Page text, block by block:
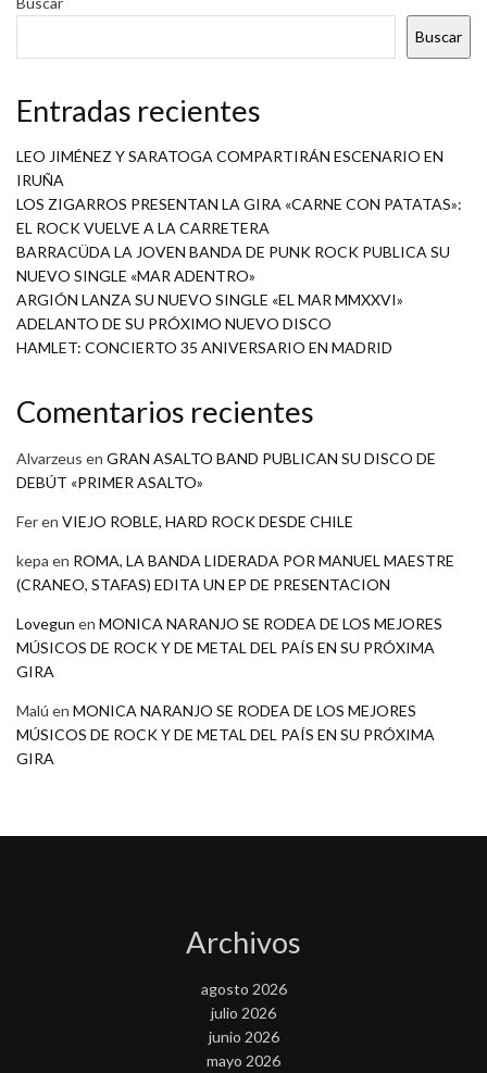
Buscar
Entradas recientes
LEO JIMÉNEZ Y SARATOGA COMPARTIRÁN ESCENARIO EN
IRUÑA
LOS ZIGARROS PRESENTAN LA GIRA «CARNE CON PATATAS»:
EL ROCK VUELVE A LA CARRETERA
BARRACÜDA LA JOVEN BANDA DE PUNK ROCK PUBLICA SU
NUEVO SINGLE «MAR ADENTRO»
ARGIÓN LANZA SU NUEVO SINGLE «EL MAR MMXXVI»
ADELANTO DE SU PRÓXIMO NUEVO DISCO
HAMLET: CONCIERTO 35 ANIVERSARIO EN MADRID
Comentarios recientes
Alvarzeus en GRAN ASALTO BAND PUBLICAN SU DISCO DE
DEBÚT «PRIMER ASALTO»
Feren VIEJO ROBLE, HARD ROCK DESDE CHILE
kepa en ROMA, LA BANDA LIDERADA POR MANUEL MAESTRE
(CRANEO, STAFAS) EDITA UN EP DE PRESENTACION
Lovegun en MONICA NARANJO SE RODEA DE LOS MEJORES
MÚSICOS DE ROCK Y DE METAL DEL PAÍS EN SU PRÓXIMA
GIRA
Malú en MONICA NARANJO SE RODEA DE LOS MEJORES
MÚSICOS DE ROCK Y DE METAL DEL PAÍS EN SU PRÓXIMA
GIRA
Archivos
agosto 2026
julio 2026
junio 2026
mayo 2026